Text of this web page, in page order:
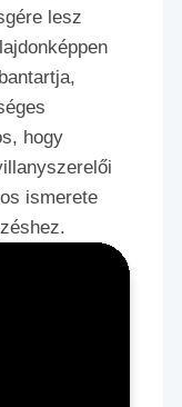
lesz
hogy
ismerete